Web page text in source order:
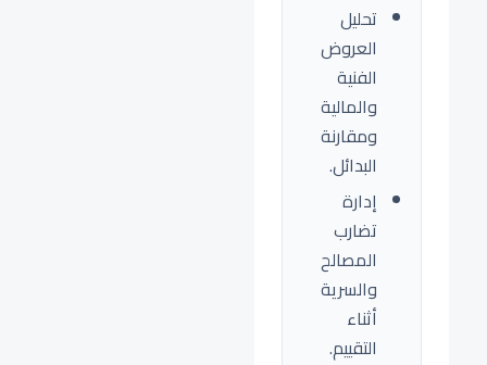
تحليل
العروض
الفنية
والمالية
ومقارنة
البدائل.
إدارة
تضارب
المصالح
والسرية
أثناء
التقييم.